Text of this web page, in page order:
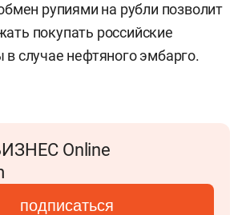
рупиями на рубли позволит
покупать российские
в случае нефтяного эмбарго.
Online
подписаться